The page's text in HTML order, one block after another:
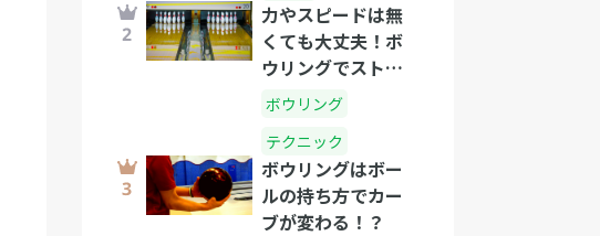
力やスピードは無
くても大丈夫！ボ
ウリングでストラ
イクを出すコツ
ボウリング
テクニック
ボウリングはボー
ルの持ち方でカー
ブが変わる！？